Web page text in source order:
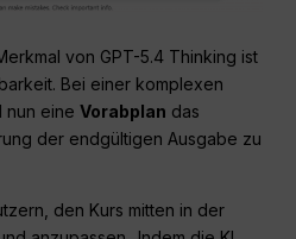
von GPT-5.4 Thinking ist
. Bei einer komplexen
nun eineVorabplan das
der endgültigen Ausgabe zu
den Kurs mitten in der